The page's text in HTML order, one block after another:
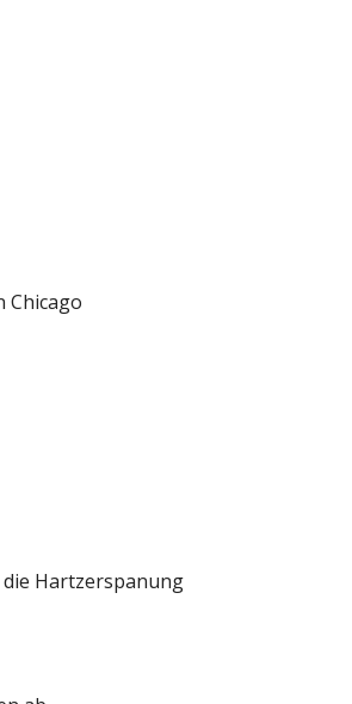
Chicago
die Hartzerspanung